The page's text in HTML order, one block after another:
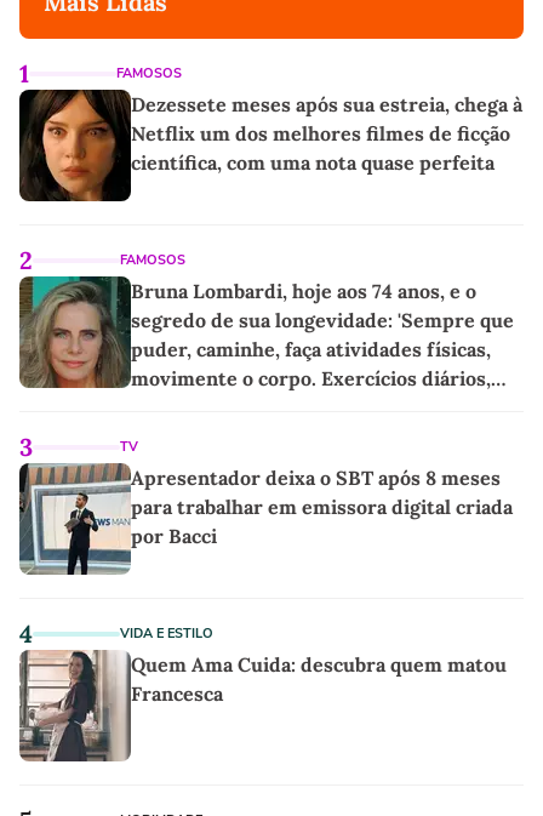
1 FAMOSOS
Dezessete meses após sua estreia, chega à
Netflix um dos melhores filmes de ficção
científica, com uma nota quase perfeita
2 FAMOSOS
Bruna Lombardi, hoje aos 74 anos, e o
segredo de sua longevidade: 'Sempre que
puder, caminhe, faça atividades físicas,
movimente o corpo. Exercícios diários,
3 TV
Apresentador deixa o SBT após 8 meses
para trabalhar em emissora digital criada
por Bacci
4 VIDA E ESTILO
Quem Ama Cuida: descubra quem matou
Francesca